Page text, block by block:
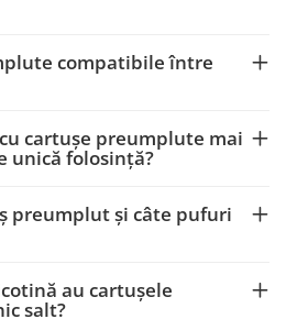
compatibile între
cartușe preumplute mai
unică folosință?
preumplut și câte pufuri
au cartușele
salt?